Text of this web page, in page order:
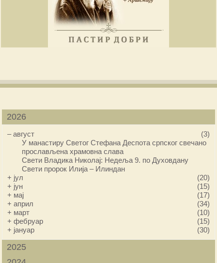
2026
–август
(3)
У манастиру Светог Стефана Деспота српског свечано
прослављена храмовна слава
Свети Владика Николај: Недеља 9. по Духовдану
Свети пророк Илија – Илиндан
+ јул
(20)
+ јун
(15)
+ мај
(17)
+април
(34)
+ март
(10)
+фебруар
(15)
+ јануар (30)
2025